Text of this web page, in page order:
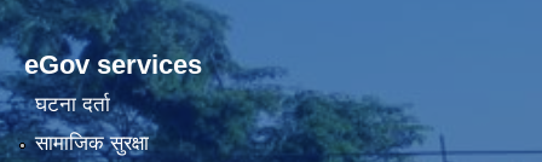
eGov services
घटना दर्ता
सामाजिक सुरक्षा